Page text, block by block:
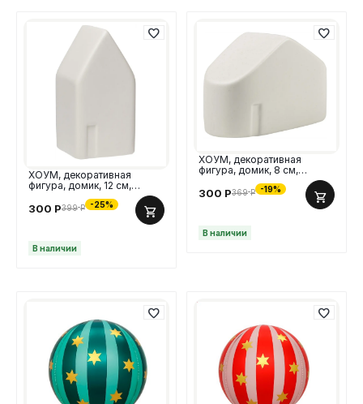
ХОУМ, декоративная
фигура, домик, 12 см,
300 Р399 Р -25%
В наличии
ХОУМ, декоративная
фигура, домик, 8 см,
керамика, белый
300 Р369 Р -19%
В наличии